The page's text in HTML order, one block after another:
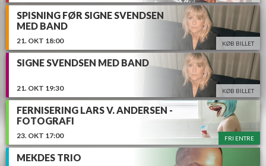
21. OKT 18:00
SPISNING FØR SIGNE SVENDSEN
MED BAND
KØB BILLET
21. OKT 19:30
SIGNE SVENDSEN MED BAND
KØB BILLET
23. OKT 17:00
FERNISERING LARS V. ANDERSEN -
FOTOGRAFI
FRI ENTRE
MEKDES TRIO